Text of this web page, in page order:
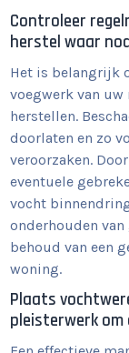
Controleer
herstel waar
Het is belangrijk
voegwerk van
herstellen.
doorlaten en zo
veroorzaken.
eventuele
vocht
onderhouden
behoud van een
woning.
Plaats
pleisterwerk